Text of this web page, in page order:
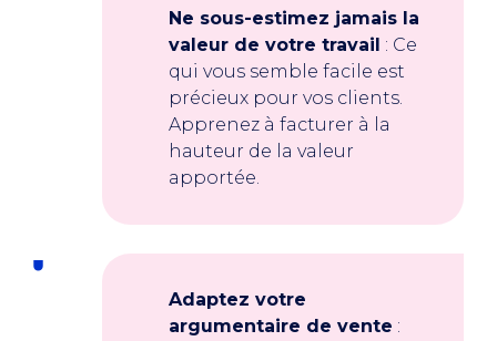
Ne sous-estimez jamais la
valeur de votre travail : Ce
qui vous semble facile est
précieux pour vos clients.
Apprenez à facturer à la
hauteur de la valeur
apportée.
Adaptez votre
argumentaire de vente :